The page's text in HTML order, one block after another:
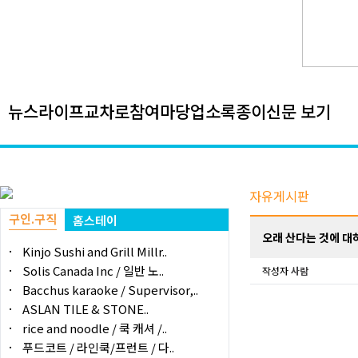
뉴스라이프교차로참여마당업소록종이신문 보기
구인.구직
홈스테이
Kinjo Sushi and Grill Millr..
Solis Canada Inc / 일반 노..
Bacchus karaoke / Supervisor,..
ASLAN TILE & STONE..
rice and noodle / 쿡 캐셔 /..
푸드코트 / 라인쿡/프런트 / 다..
자유게시판
오래 산다는 것에 대
작성자사람